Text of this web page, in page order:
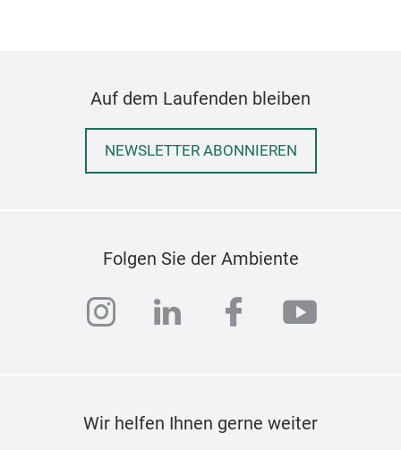
Auf dem Laufenden bleiben
NEWSLETTER ABONNIEREN
Folgen Sie der Ambiente
instagram
linkedinfacebook
Wir helfen Ihnen gerne weiter